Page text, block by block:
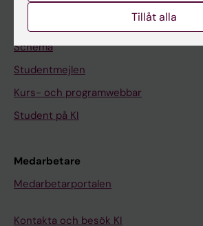
Schema
Studentmejlen
Kurs- och programwebbar
Student på KI
Medarbetare
Medarbetarportalen
Kontakta och besök KI
Tillåt alla